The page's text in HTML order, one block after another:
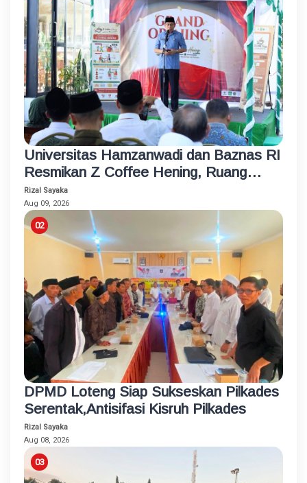
Universitas Hamzanwadi dan Baznas RI
Resmikan Z Coffee Hening, Ruang
Usaha Inklusif bagi Penyandang
Disabilitas
Rizal Sayaka
Aug 09, 2026
DPMD Loteng Siap Sukseskan Pilkades
Serentak,Antisifasi Kisruh Pilkades
Rizal Sayaka
Aug 08, 2026